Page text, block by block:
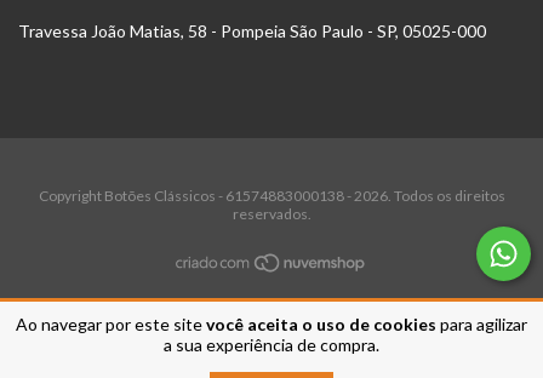
Ao navegar por este sitevocê aceita o uso de cookies para agilizar
a sua experiência de compra.
Travessa João Matias, 58 - Pompeia São Paulo - SP, 05025-000
Copyright Botões Clássicos - 61574883000138 - 2026. Todos os direitos
reservados.